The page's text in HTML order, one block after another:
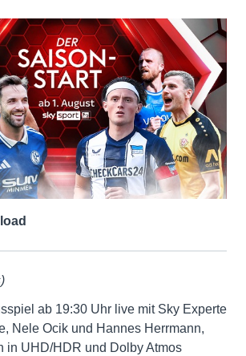
ab 19:30 Uhr live mit Sky Experte
Nele Ocik und Hannes Herrmann,
in UHD/HDR und Dolby Atmos